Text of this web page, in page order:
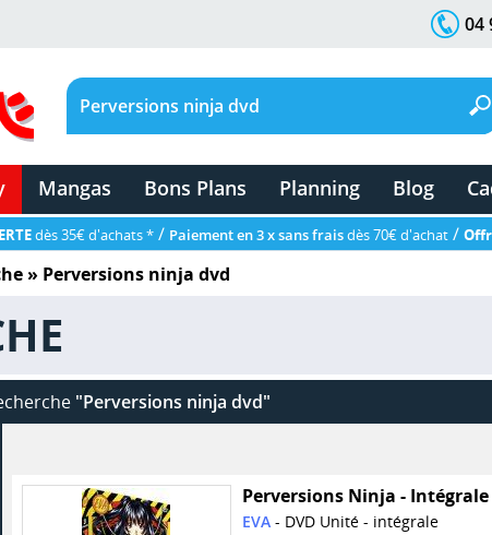
04
Mangas Bons Plans Planning Blog
dès 35€ d'achats * / Paiement en 3 x sans fraisdès 70€ d'achat /
» Perversions ninja dvd
"Perversions ninja dvd"
Perversions Ninja - Intégrale
EVA- DVD Unité - intégrale